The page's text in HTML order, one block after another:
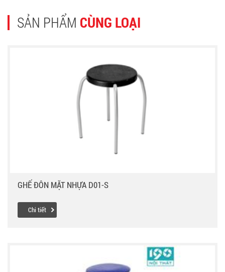
SẢN PHẨM CÙNG LOẠI
GHẾ ĐÔN MẶT NHỰA D01-S
Chi tiết